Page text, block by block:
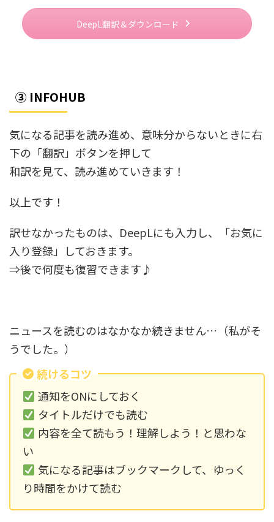
DeepL翻訳＆ダウンロード
③ INFOHUB
気になる記事を読み進め、意味分からないときに右
下の「翻訳」ボタンを押して
和訳を見て、読み進めていきます！
以上です！
訳せなかったものは、DeepLにも入力し、「お気に
入り登録」しておきます。
⇒後で何度も復習できます♪
ニュースを読むのはなかなか続きません…（私がそ
うでした。）
続けるコツ
通知をONにしておく
タイトルだけでも読む
内容を全て読もう！理解しよう！と思わな
い
気になる記事はブックマークして、ゆっく
り時間をかけて読む